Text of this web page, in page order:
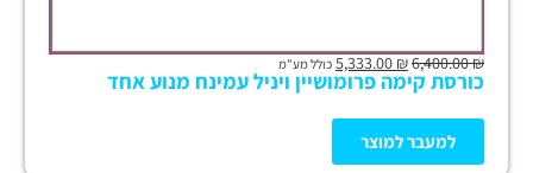
₪
6,400.00
₪ כולל מע"מ
כורסת קימה פרומושיין ויניל עמינח מנוע אחד
למעבר למוצר